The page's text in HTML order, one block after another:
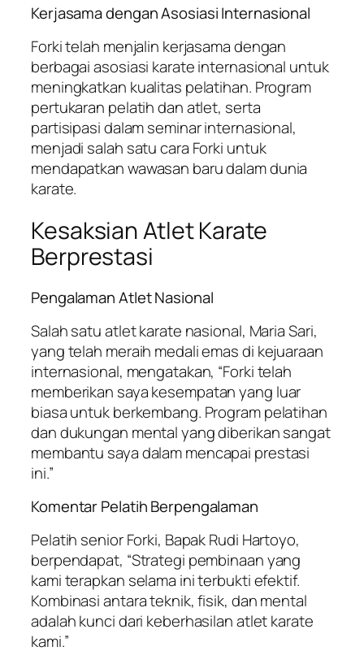
Kerjasama dengan Asosiasi Internasional
Forki telah menjalin kerjasama dengan
berbagai asosiasi karate internasional untuk
meningkatkan kualitas pelatihan. Program
pertukaran pelatih dan atlet, serta
partisipasi dalam seminar internasional,
menjadi salah satu cara Forki untuk
mendapatkan wawasan baru dalam dunia
karate.
Kesaksian Atlet Karate
Berprestasi
Pengalaman Atlet Nasional
Salah satu atlet karate nasional, Maria Sari,
yang telah meraih medali emas di kejuaraan
internasional, mengatakan, “Forki telah
memberikan saya kesempatan yang luar
biasa untuk berkembang. Program pelatihan
dan dukungan mental yang diberikan sangat
membantu saya dalam mencapai prestasi
ini.”
Komentar Pelatih Berpengalaman
Pelatih senior Forki, Bapak Rudi Hartoyo,
berpendapat, “Strategi pembinaan yang
kami terapkan selama ini terbukti efektif.
Kombinasi antara teknik, fisik, dan mental
adalah kunci dari keberhasilan atlet karate
kami.”